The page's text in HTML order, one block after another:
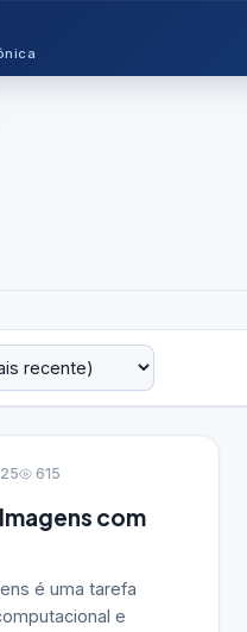
615
com
é uma tarefa
e